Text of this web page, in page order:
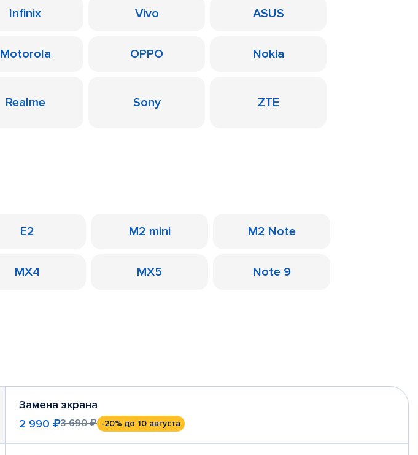
Infinix Vivo ASUS
Motorola OPPO Nokia
Realme Sony ZTE
E2 M2 mini M2 Note
MX4 MX5 Note 9
Замена экрана
2 990 ₽3 690 ₽ -20% до 10 августа